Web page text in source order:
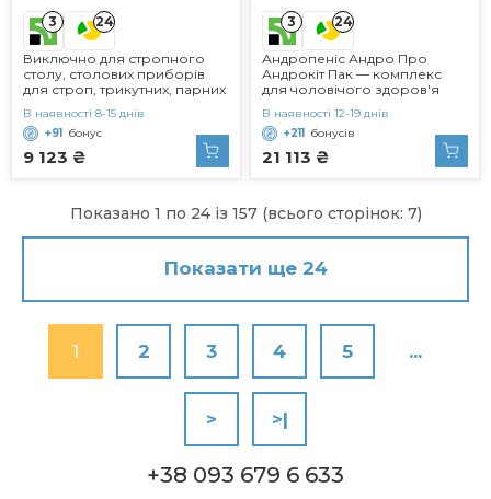
3 24
Виключно для стропного
столу, столових приборів
для строп, трикутних, парних
9 123 ₴
В наявності 8-15 днів
+91 бонус
3 24
Андропеніс Андро Про
Андрокіт Пак — комплекс
для чоловічого здоров'я
21 113 ₴
В наявності 12-19 днів
+211 бонусів
Показано 1 по 24 із 157 (всього сторінок: 7)
Показати ще 24
1 2 3 4 5 ...
> >|
+38 093 679 6 633